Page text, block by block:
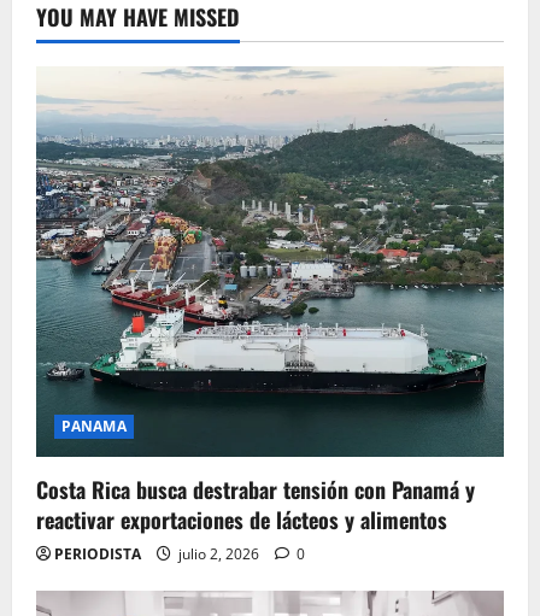
YOU MAY HAVE MISSED
PANAMA
Costa Rica busca destrabar tensión con Panamá y
reactivar exportaciones de lácteos y alimentos
PERIODISTA julio 2, 2026 0